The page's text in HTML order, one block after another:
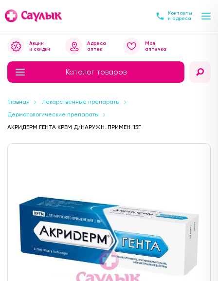
Контакты
и адреса
Каталог товаров
Акции
и скидки
Адреса
аптек
Моя
аптечка
Главная
Лекарственные препараты
Дерматологические препараты
АКРИДЕРМ ГЕНТА КРЕМ Д/НАРУЖН. ПРИМЕН. 15Г